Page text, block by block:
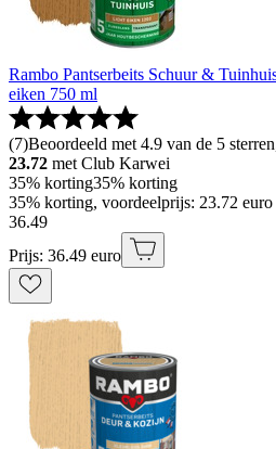
Rambo Pantserbeits Schuur &
eiken 750 ml
(7)Beoordeeld met 4.9 van de 5
23.72 met Club Karwei
35% korting35% korting
35% korting, voordeelprijs: 23.72
36.49
Prijs: 36.49 euro